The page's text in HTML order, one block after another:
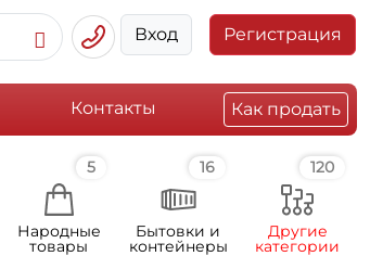
Вход Регистрация
Контакты Как продать
5
Народные
товары
16
Бытовки и
контейнеры
120
Другие
категории